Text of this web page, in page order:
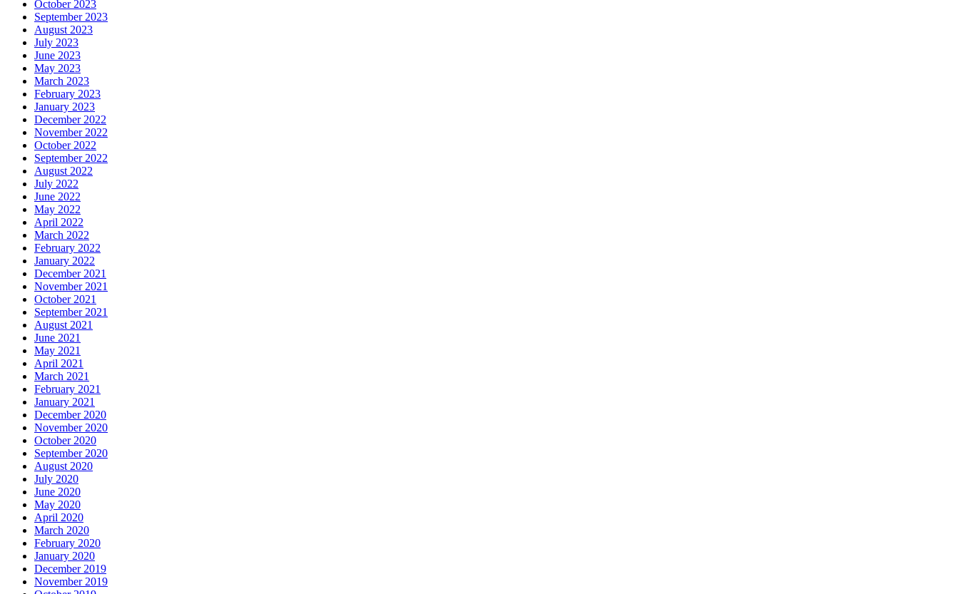
October 2023
September 2023
August 2023
July 2023
June 2023
May 2023
March 2023
February 2023
January 2023
December 2022
November 2022
October 2022
September 2022
August 2022
July 2022
June 2022
May 2022
April 2022
March 2022
February 2022
January 2022
December 2021
November 2021
October 2021
September 2021
August 2021
June 2021
May 2021
April 2021
March 2021
February 2021
January 2021
December 2020
November 2020
October 2020
September 2020
August 2020
July 2020
June 2020
May 2020
April 2020
March 2020
February 2020
January 2020
December 2019
November 2019